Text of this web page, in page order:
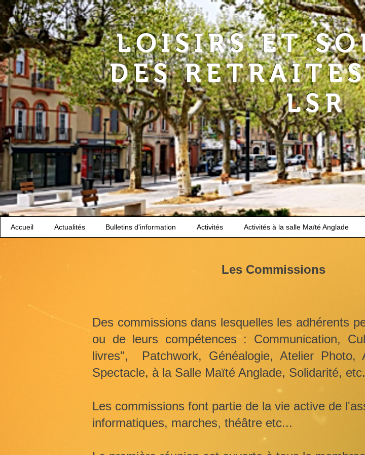
LOISIRS ET
DES
LSR
Accueil Actualités Bulletins d'information Activités Activités à la salle Maïté Anglade
Les Commissions
Des commissions dans lesquelles les adhérents
ou de leurs compétences : Communication,
livres", Patchwork, Généalogie, Atelier Photo,
Spectacle, à la Salle Maïté Anglade, Solidarité, etc.
Les commissions font partie de la vie active de
informatiques, marches, théâtre etc...